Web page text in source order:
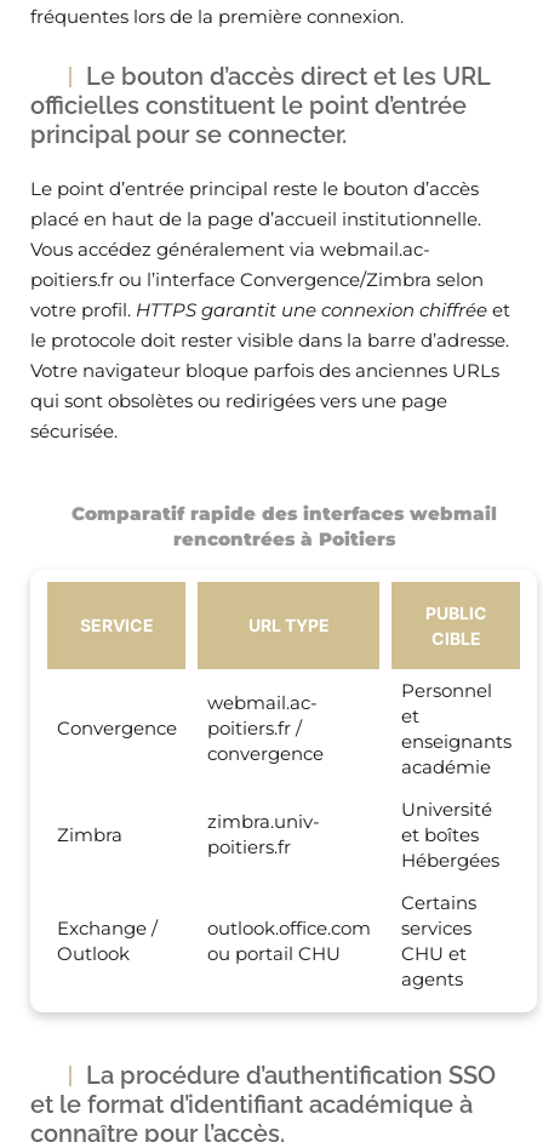
fréquentes lors de la première connexion.
Le bouton d’accès direct et les URL
officielles constituent le point d’entrée
principal pour se connecter.
Le point d’entrée principal reste le bouton d’accès
placé en haut de la page d’accueil institutionnelle.
Vous accédez généralement via webmail.ac-
poitiers.fr ou l’interface Convergence/Zimbra selon
votre profil. HTTPS garantit une connexion chiffrée et
le protocole doit rester visible dans la barre d’adresse.
Votre navigateur bloque parfois des anciennes URLs
qui sont obsolètes ou redirigées vers une page
sécurisée.
Comparatif rapide des interfaces webmail
rencontrées à Poitiers
SERVICE URL TYPE
PUBLIC
CIBLE
Convergence
webmail.ac-
poitiers.fr /
convergence
Personnel
et
enseignants
académie
Zimbra
zimbra.univ-
poitiers.fr
Université
et boîtes
Hébergées
Exchange /
Outlook
outlook.office.com
ou portail CHU
Certains
services
CHU et
agents
La procédure d’authentification SSO
et le format d’identifiant académique à
connaître pour l’accès.